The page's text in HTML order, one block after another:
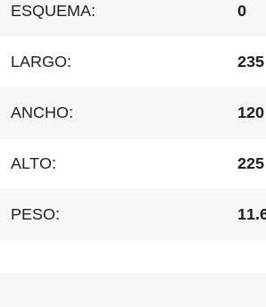
ESQUEMA: 0
LARGO: 235
ANCHO: 120
ALTO: 225
PESO: